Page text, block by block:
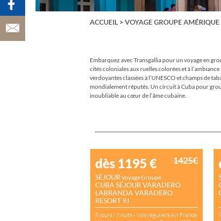
AUVERGNE
AÇORES
BAIE DE
BORDEAUX &
VIGNOBLE
BRADERIE DE
BUDAPEST &
HONGRIE
CHYPRE
CHÂTEAUX DE
LOIRE
CINQUE TERRE
CORFOU
CORSE
ACCUEIL > VOYAGE GROUPE AMÉRIQUE
Embarquez avec Transgallia pour un voyage en
cités coloniales aux ruelles colorées et à
verdoyantes classées à l’UNESCO et champs de
mondialement réputés. Un circuit à Cuba pour
inoubliable au cœur de l’âme cubaine.
dès 1195€
SÉJOUR Voyage Groupe
CUBA SÉJOUR VARADERO
LABRANDA VARADERO
RESORT 9J
8 jours / 7 nuits - Vols réguliers Air France
1425€